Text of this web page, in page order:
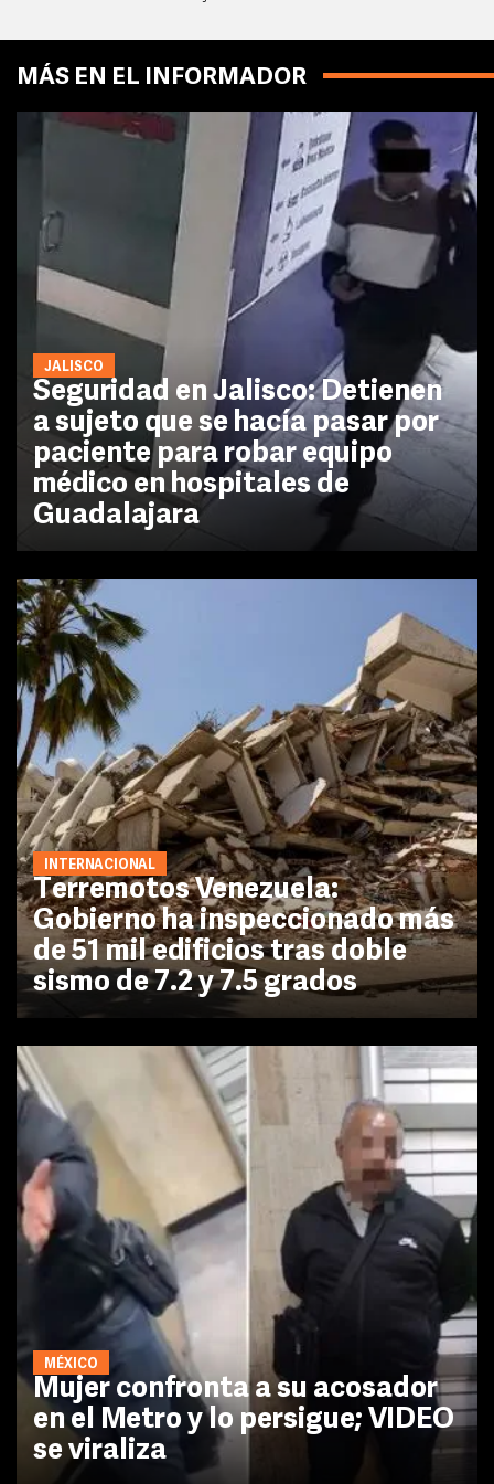
MÁS EN EL INFORMADOR
JALISCO
Seguridad en Jalisco: Detienen
a sujeto que se hacía pasar por
paciente para robar equipo
médico en hospitales de
Guadalajara
INTERNACIONAL
Terremotos Venezuela:
Gobierno ha inspeccionado más
de 51 mil edificios tras doble
sismo de 7.2 y 7.5 grados
MÉXICO
Mujer confronta a su acosador
en el Metro y lo persigue; VIDEO
se viraliza